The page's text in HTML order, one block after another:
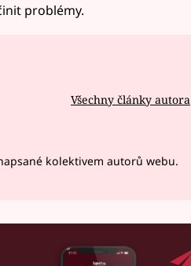
problémy.
Všechny články autora
kolektivem autorů webu.